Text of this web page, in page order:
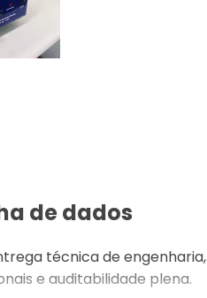
de dados
técnica de engenharia,
e auditabilidade plena.